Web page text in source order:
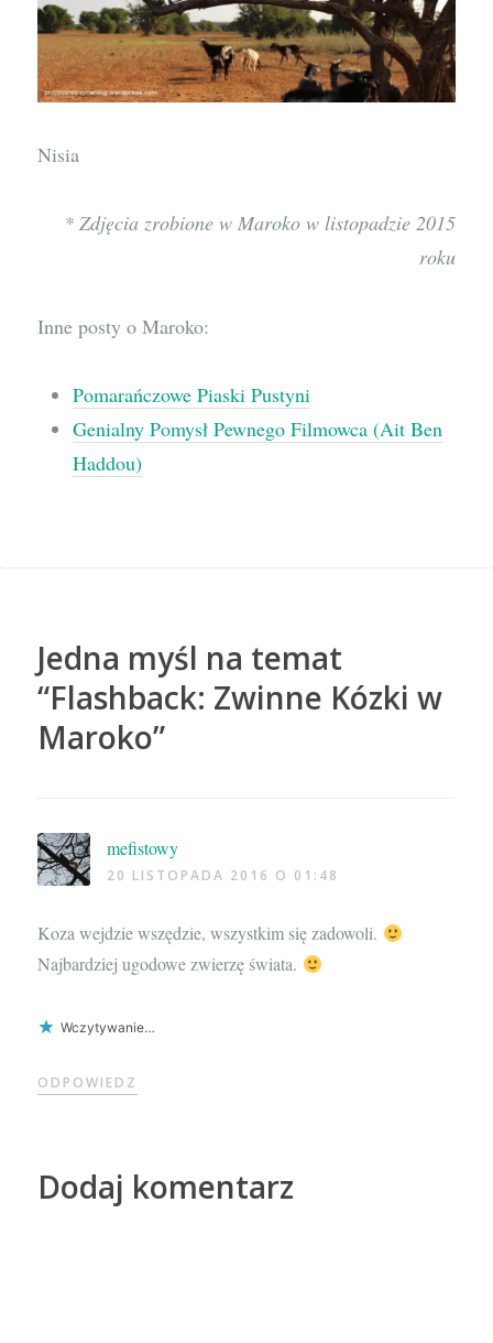
Nisia
* Zdjęcia zrobione w Maroko w listopadzie 2015
roku
Inne posty o Maroko:
Pomarańczowe Piaski Pustyni
Genialny Pomysł Pewnego Filmowca (Ait Ben
Haddou)
Jedna myśl na temat
“Flashback: Zwinne Kózki w
Maroko”
mefistowy
20 LISTOPADA 2016 O 01:48
Koza wejdzie wszędzie, wszystkim się zadowoli.
Najbardziej ugodowe zwierzę świata.
Wczytywanie…
ODPOWIEDZ
Dodaj komentarz